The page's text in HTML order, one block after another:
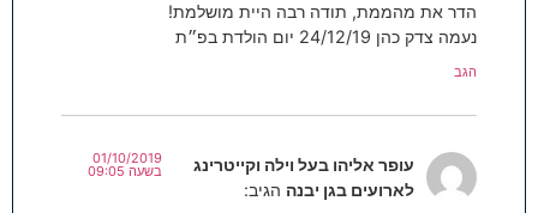
הדר את מהממת, תודה רבה היית מושלמת!
נעמה צדק כהן 24/12/19 יום הולדת בפ״ת
הגב
עופר אליהו בעל וילה וקייטרינג
לארועים בגן יבנה הגיב:
01/10/2019
בשעה 09:05